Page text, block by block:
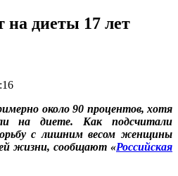
диеты 17 лет
около 90 процентов, хотя
на диете. Как подсчитали
с лишним весом женщины
жизни, сообщают «Российская